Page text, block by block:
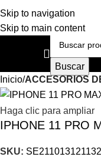
Skip to navigation
Skip to main content
Buscar
Inicio ACCESORIOS
Haga clic para ampliar
IPHONE 11 PRO
SKU: